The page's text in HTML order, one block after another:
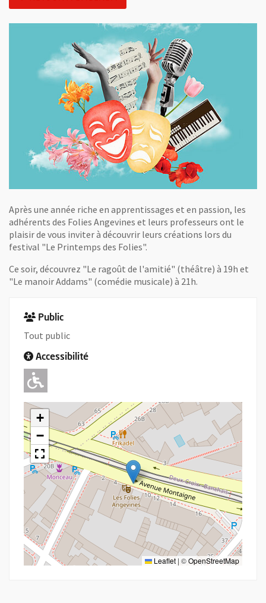
Après une année riche en apprentissages et en passion, les
adhérents des Folies Angevines et leurs professeurs ont le
plaisir de vous inviter à découvrir leurs créations lors du
festival "Le Printemps des Folies".
Ce soir, découvrez "Le ragoût de l'amitié" (théâtre) à 19h et
"Le manoir Addams" (comédie musicale) à 21h.
Public
Tout public
Accessibilité
Adapté pour l'handicap Moteur
+
−
Leaflet | ©OpenStreetMap